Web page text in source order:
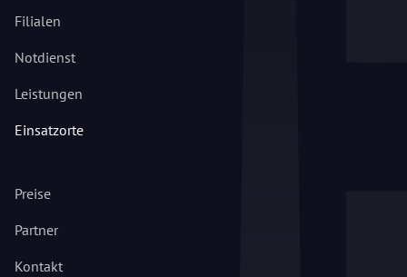
Filialen
Notdienst
Leistungen
Einsatzorte
Preise
Partner
Kontakt